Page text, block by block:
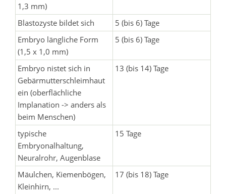
1,3 mm)
Blastozyste bildet sich
5 (bis 6) Tage
Embryo längliche Form
(1,5 x 1,0 mm)
5 (bis 6) Tage
Embryo nistet sich in
Gebärmutterschleimhaut
ein (oberflächliche
Implanation -> anders als
beim Menschen)
13 (bis 14) Tage
typische
Embryonalhaltung,
Neuralrohr, Augenblase
15 Tage
Mäulchen, Kiemenbögen,
Kleinhirn, ...
17 (bis 18) Tage